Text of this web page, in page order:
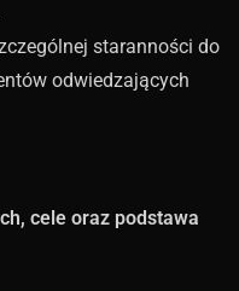
staranności do
odwiedzających
cele oraz podstawa